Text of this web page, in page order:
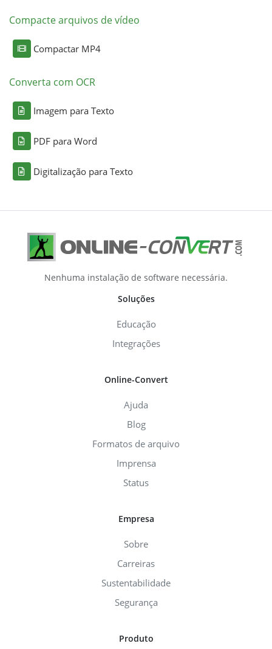
Compacte arquivos de vídeo
Compactar MP4
Converta com OCR
Imagem para Texto
PDF para Word
Digitalização para Texto
Nenhuma instalação de software necessária.
Soluções
Educação
Integrações
Online-Convert
Ajuda
Blog
Formatos de arquivo
Imprensa
Status
Empresa
Sobre
Carreiras
Sustentabilidade
Segurança
Produto